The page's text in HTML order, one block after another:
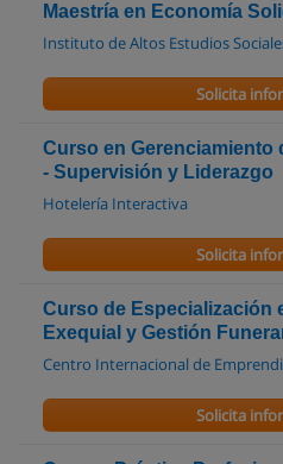
Maestría en Economía
Instituto de Altos Estudios
Solicita
Curso en Gerenciamiento
- Supervisión y Liderazgo
Hotelería Interactiva
Solicita
Curso de Especialización
Exequial y Gestión
Centro Internacional de
Solicita